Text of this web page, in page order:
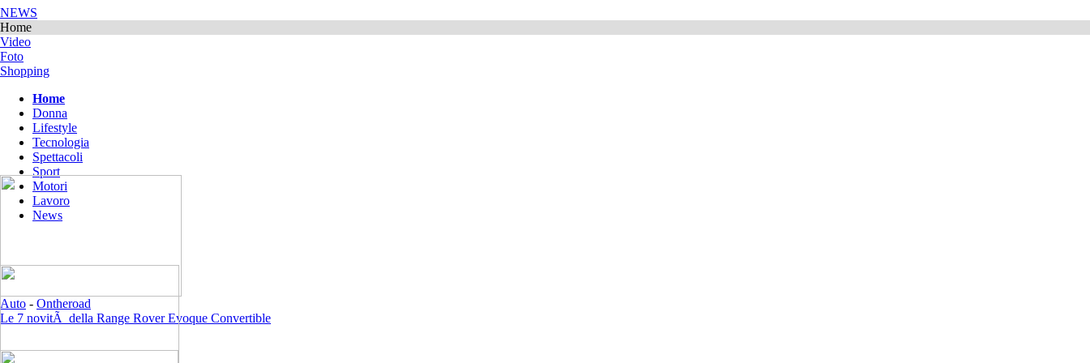
NEWS
Home
Video
Foto
Shopping
Home
Donna
Lifestyle
Tecnologia
Spettacoli
Sport
Motori
Lavoro
News
Auto - Ontheroad
Le 7 novitÃ della Range Rover Evoque Convertible